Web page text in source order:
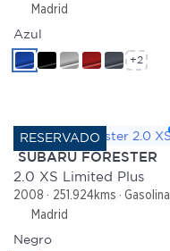
Madrid
Azul
+2
SUBARU FORESTER
2.0 XS Limited Plus
2008 251.924kms Gasolina
Madrid
Negro